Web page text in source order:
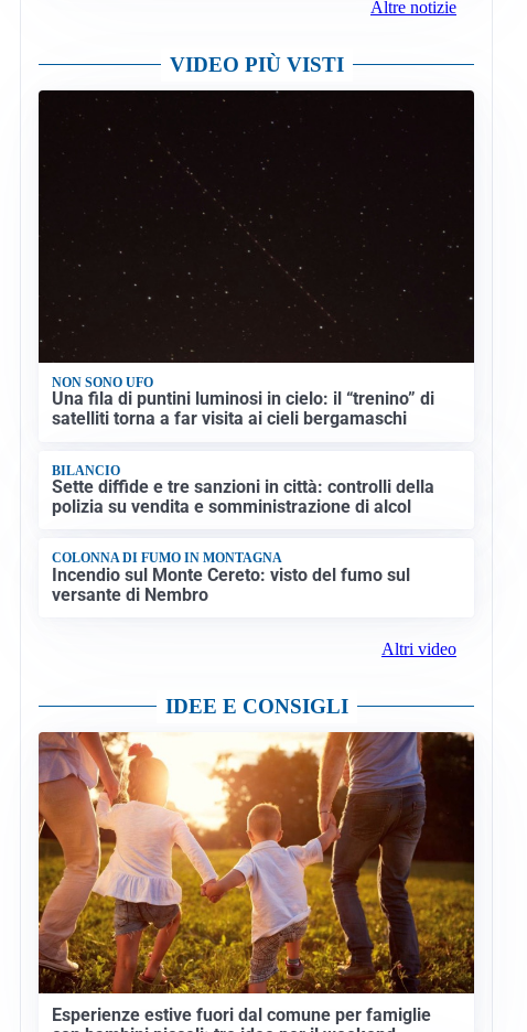
Altre notizie
VIDEO PIÙ VISTI
NON SONO UFO
Una fila di puntini luminosi in cielo: il “trenino” di
satelliti torna a far visita ai cieli bergamaschi
BILANCIO
Sette diffide e tre sanzioni in città: controlli della
polizia su vendita e somministrazione di alcol
COLONNA DI FUMO IN MONTAGNA
Incendio sul Monte Cereto: visto del fumo sul
versante di Nembro
Altri video
IDEE E CONSIGLI
Esperienze estive fuori dal comune per famiglie